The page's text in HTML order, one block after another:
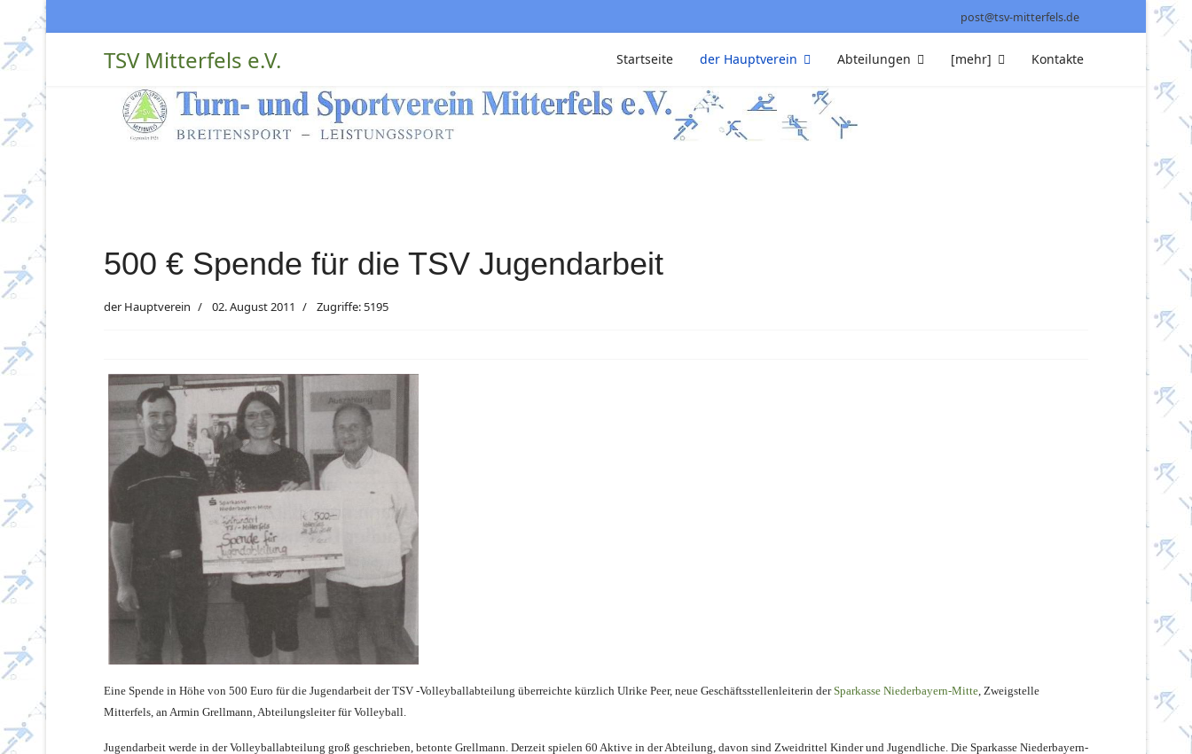
post@tsv-mitterfels.de
TSV Mitterfels e.V. Startseite der Hauptverein Abteilungen [mehr] Kontakte
500 € Spende für die TSV Jugendarbeit
der Hauptverein 02. August 2011 Zugriffe: 5195
Eine Spende in Höhe von 500 Euro für die Jugendarbeit der TSV -Volleyballabtei­lung überreichte kürzlich Ulrike Peer, neue Geschäftsstel­lenleiterin derSpar­kasse Niederbayern­-Mitte, Zweigstelle
Mitterfels, an Armin Grellmann, Abtei­lungsleiter für Volley­ball.
Jugendarbeit werde in der Volley­ballabteilung groß ge­schrieben, betonte Grellmann. Derzeit spielen 60 Akti­ve in der Abteilung, davon sind Zweidrittel Kinder und Jugendli­che. Die Sparkasse Niederbayern­-